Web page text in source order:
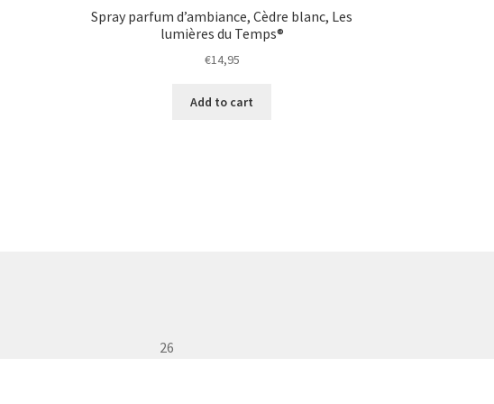
Spray parfum d’ambiance, Cèdre blanc, Les
lumières du Temps®
€14,95
Add to cart
26